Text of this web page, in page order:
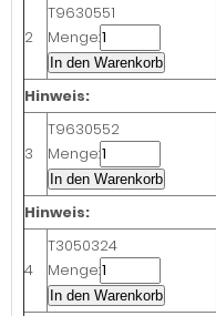
2
T9630551
Menge:
In den Warenkorb
Hinweis:
3
T9630552
Menge:
In den Warenkorb
Hinweis:
4
T3050324
Menge:
In den Warenkorb